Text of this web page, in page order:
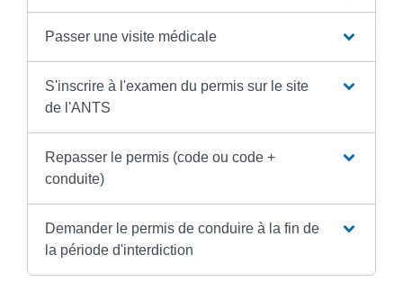
Passer une visite médicale
S'inscrire à l'examen du permis sur le site
de l'ANTS
Repasser le permis (code ou code +
conduite)
Demander le permis de conduire à la fin de
la période d'interdiction